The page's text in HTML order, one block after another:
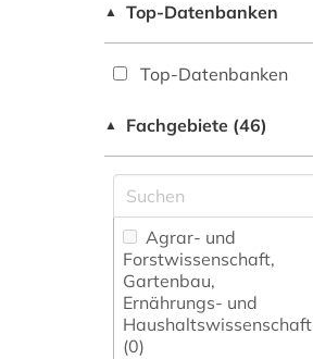
▲ Top-Datenbanken
Top-Datenbanken
▲ Fachgebiete (46)
Agrar- und
Forstwissenschaft,
Gartenbau,
Ernährungs- und
Haushaltswissenschaft
(0)